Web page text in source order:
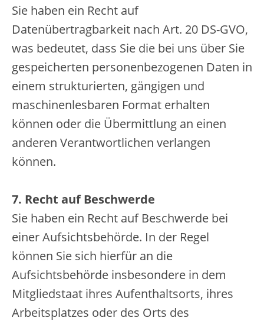
Sie haben ein Recht auf
Datenübertragbarkeit nach Art. 20 DS-GVO,
was bedeutet, dass Sie die bei uns über Sie
gespeicherten personenbezogenen Daten in
einem strukturierten, gängigen und
maschinenlesbaren Format erhalten
können oder die Übermittlung an einen
anderen Verantwortlichen verlangen
können.
7. Recht auf Beschwerde
Sie haben ein Recht auf Beschwerde bei
einer Aufsichtsbehörde. In der Regel
können Sie sich hierfür an die
Aufsichtsbehörde insbesondere in dem
Mitgliedstaat ihres Aufenthaltsorts, ihres
Arbeitsplatzes oder des Orts des